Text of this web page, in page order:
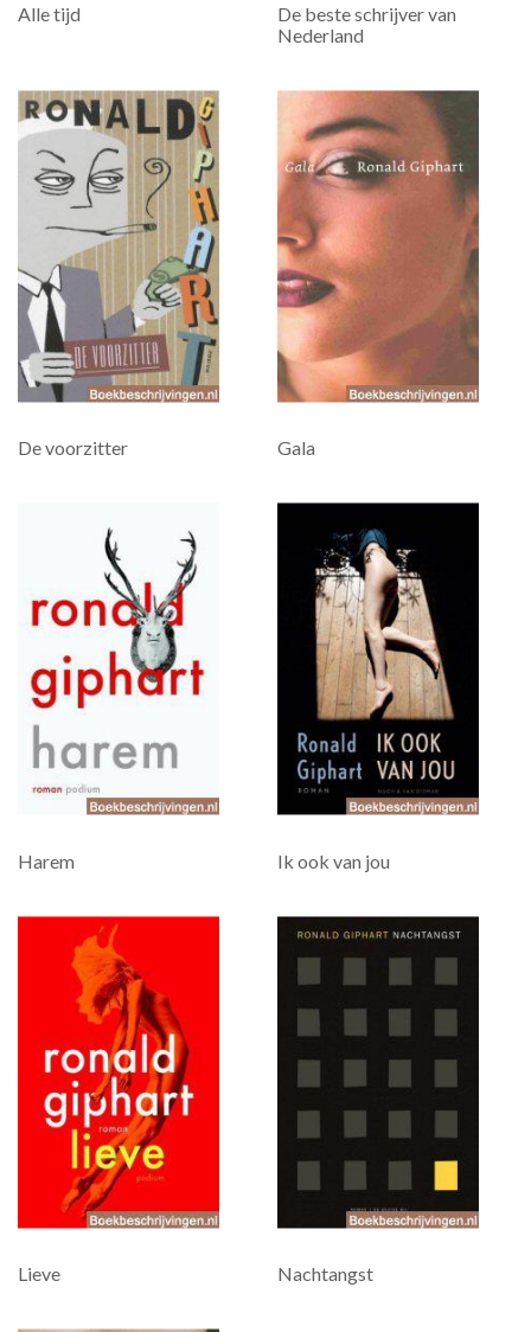
Alle tijd
De beste schrijver van
Nederland
De voorzitter Gala
Harem Ik ook van jou
Lieve Nachtangst